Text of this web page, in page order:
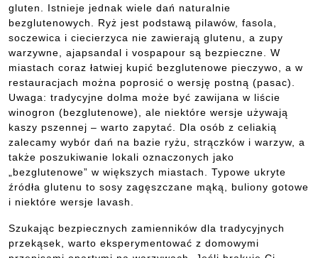
gluten. Istnieje jednak wiele dań naturalnie
bezglutenowych. Ryż jest podstawą pilawów, fasola,
soczewica i ciecierzyca nie zawierają glutenu, a zupy
warzywne, ajapsandal i vospapour są bezpieczne. W
miastach coraz łatwiej kupić bezglutenowe pieczywo, a w
restauracjach można poprosić o wersję postną (pasac).
Uwaga: tradycyjne dolma może być zawijana w liście
winogron (bezglutenowe), ale niektóre wersje używają
kaszy pszennej – warto zapytać. Dla osób z celiakią
zalecamy wybór dań na bazie ryżu, strączków i warzyw, a
także poszukiwanie lokali oznaczonych jako
„bezglutenowe” w większych miastach. Typowe ukryte
źródła glutenu to sosy zagęszczane mąką, buliony gotowe
i niektóre wersje lavash.
Szukając bezpiecznych zamienników dla tradycyjnych
przekąsek, warto eksperymentować z domowymi